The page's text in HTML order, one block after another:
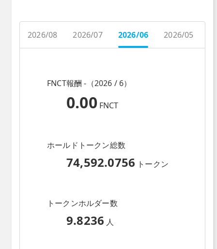
2026/08 2026/07 2026/06 2026/05
FNCT報酬 -（2026 / 6）
0.00 FNCT
ホールドトークン総数
74,592.0756 トークン
トークンホルダー数
9.8236 人